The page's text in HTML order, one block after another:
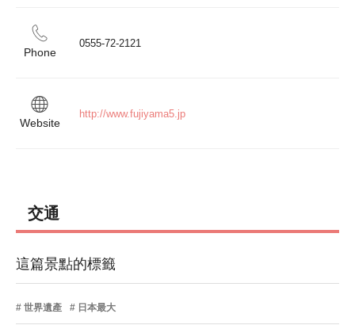
Phone
0555-72-2121
Website
http://www.fujiyama5.jp
交通
這篇景點的標籤
世界遺產 日本最大